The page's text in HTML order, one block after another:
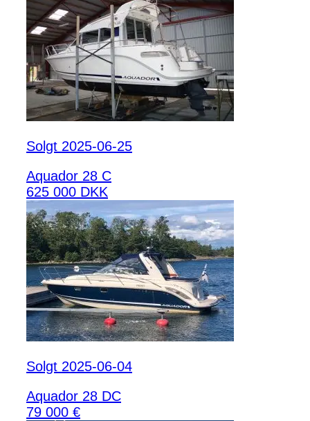
Solgt 2025-06-25
Aquador 28 C
625 000 DKK
Solgt 2025-06-04
Aquador 28 DC
79 000 €